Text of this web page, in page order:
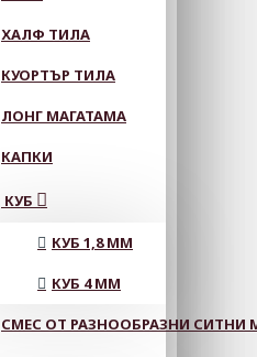
ХАЛФ ТИЛА
КУОРТЪР ТИЛА
ЛОНГ МАГАТАМА
КАПКИ
КУБ
КУБ 1,8 ММ
КУБ 4 ММ
СМЕС ОТ РАЗНООБРАЗНИ СИТНИ